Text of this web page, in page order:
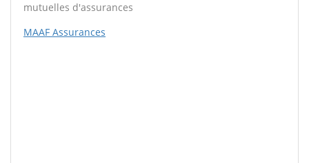
mutuelles d'assurances
MAAF Assurances